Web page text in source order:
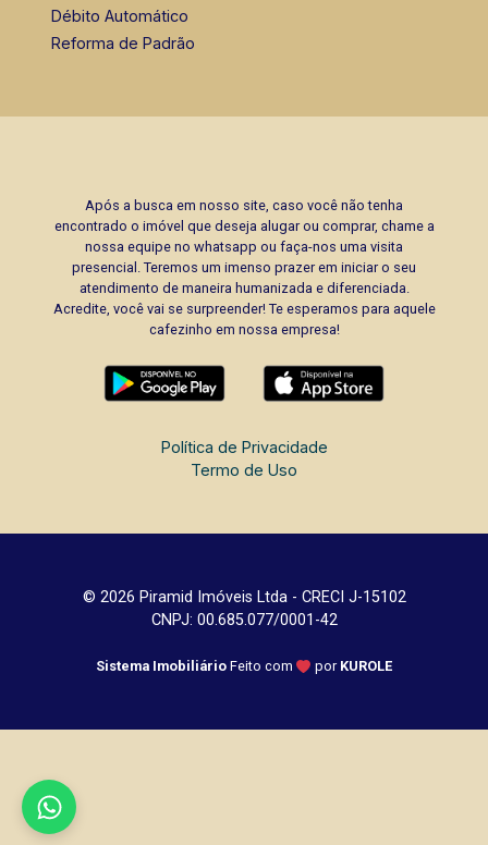
Débito Automático
Reforma de Padrão
Após a busca em nosso site, caso você não tenha
encontrado o imóvel que deseja alugar ou comprar, chame a
nossa equipe no whatsapp ou faça-nos uma visita
presencial. Teremos um imenso prazer em iniciar o seu
atendimento de maneira humanizada e diferenciada.
Acredite, você vai se surpreender! Te esperamos para aquele
cafezinho em nossa empresa!
Política de Privacidade
Termo de Uso
© 2026 Piramid Imóveis Ltda - CRECI J-15102
CNPJ: 00.685.077/0001-42
Sistema Imobiliário Feito com por KUROLE